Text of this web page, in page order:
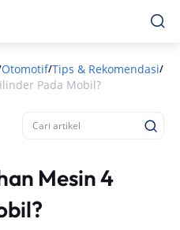
Otomotif/Tips & Rekomendasi/
Pada Mobil?
Mesin 4